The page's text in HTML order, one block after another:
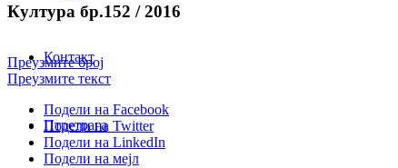
Контакт
Птретрага
Култура бр.152 / 2016
Преузмите број
Преузмите текст
Подели на Facebook
Подели на Twitter
Подели на LinkedIn
Подели на мејл